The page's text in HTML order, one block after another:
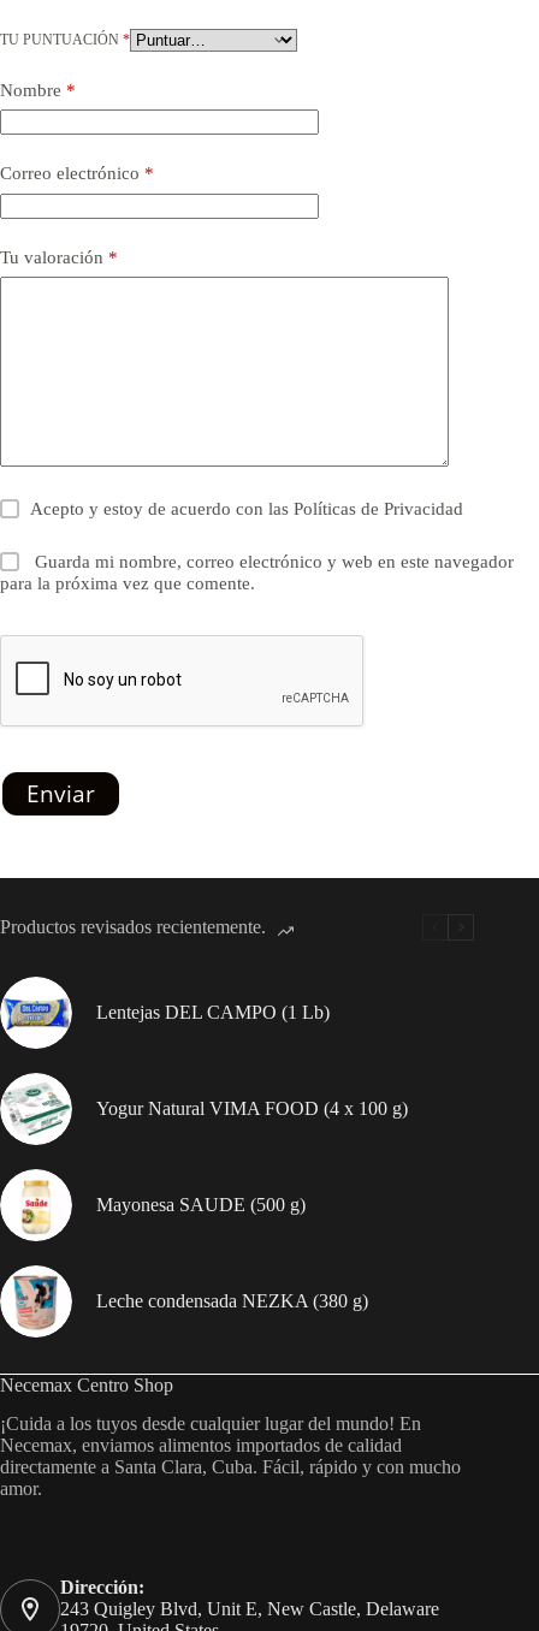
TU PUNTUACIÓN *
Nombre *
Correo electrónico *
Tu valoración *
Acepto y estoy de acuerdo con lasPolíticas de Privacidad
Guarda mi nombre, correo electrónico y web en este navegador
para la próxima vez que comente.
Enviar
Productos revisados recientemente.
Lentejas DEL CAMPO (1 Lb)
Yogur Natural VIMA FOOD (4 x 100 g)
Mayonesa SAUDE (500 g)
Leche condensada NEZKA (380 g)
Necemax Centro Shop
¡Cuida a los tuyos desde cualquier lugar del mundo! En
Necemax, enviamos alimentos importados de calidad
directamente a Santa Clara, Cuba. Fácil, rápido y con mucho
amor.
Dirección:
243 Quigley Blvd, Unit E, New Castle, Delaware